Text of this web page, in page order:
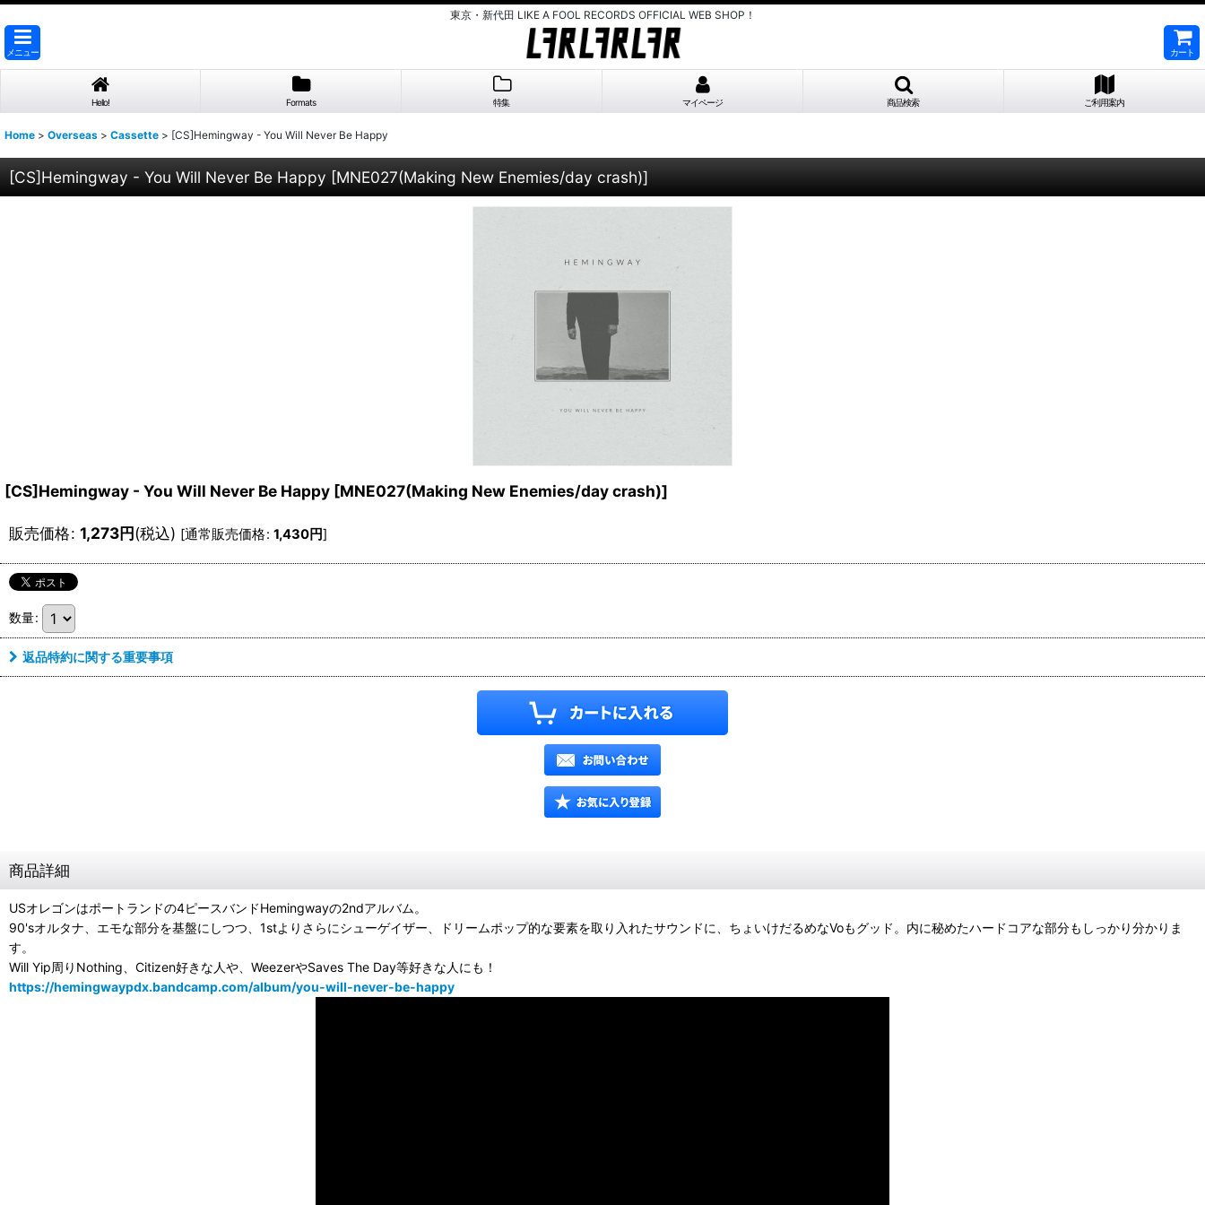
東京・新代田 LIKE A FOOL RECORDS OFFICIAL WEB SHOP！
メニュー カート
Hello! Formats 特集 マイページ 商品検索 ご利用案内
Home > Overseas > Cassette > [CS]Hemingway - You Will Never Be Happy
[CS]Hemingway - You Will Never Be Happy [MNE027(Making New Enemies/day crash)]
[CS]Hemingway - You Will Never Be Happy [MNE027(Making New Enemies/day crash)]
販売価格: 1,273円(税込) [通常販売価格: 1,430円]
数量:
返品特約に関する重要事項
商品詳細
USオレゴンはポートランドの4ピースバンドHemingwayの2ndアルバム。
90'sオルタナ、エモな部分を基盤にしつつ、1stよりさらにシューゲイザー、ドリームポップ的な要素を取り入れたサウンドに、ちょいけだるめなVoもグッド。内に秘めたハードコアな部分もしっかり分かりま
す。
Will Yip周りNothing、Citizen好きな人や、WeezerやSaves The Day等好きな人にも！
https://hemingwaypdx.bandcamp.com/album/you-will-never-be-happy